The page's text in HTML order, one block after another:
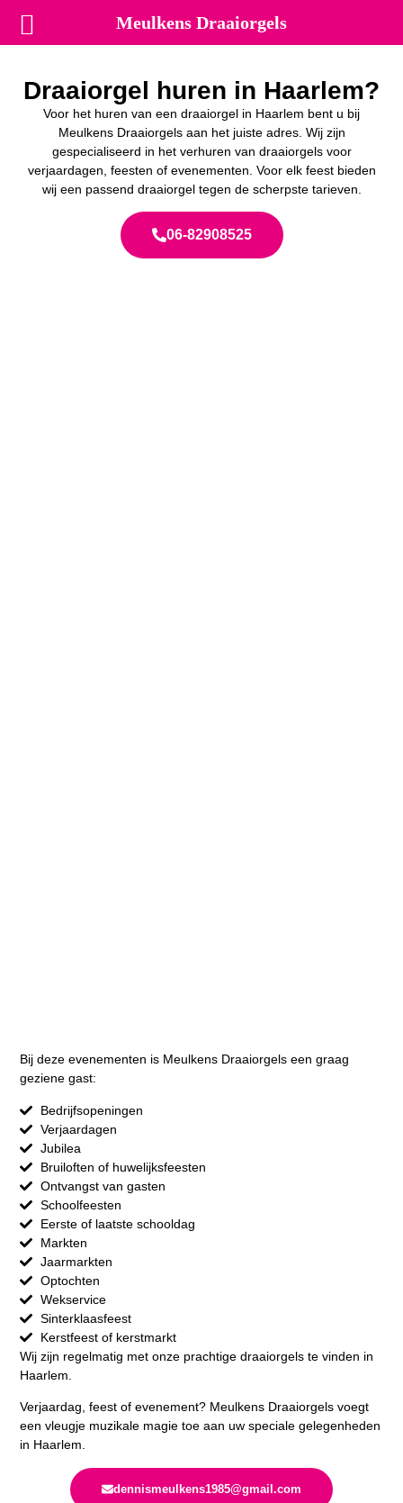
Draaiorgel huren in Haarlem?
Voor het huren van een draaiorgel in Haarlem bent u bij
Meulkens Draaiorgels aan het juiste adres. Wij zijn
gespecialiseerd in het verhuren van draaiorgels voor
verjaardagen, feesten of evenementen. Voor elk feest bieden
wij een passend draaiorgel tegen de scherpste tarieven.
06-82908525
Bij deze evenementen is Meulkens Draaiorgels een graag
geziene gast:
Bedrijfsopeningen
Verjaardagen
Jubilea
Bruiloften of huwelijksfeesten
Ontvangst van gasten
Schoolfeesten
Eerste of laatste schooldag
Markten
Jaarmarkten
Optochten
Wekservice
Sinterklaasfeest
Kerstfeest of kerstmarkt
Wij zijn regelmatig met onze prachtige draaiorgels te vinden in
Haarlem.
Verjaardag, feest of evenement? Meulkens Draaiorgels voegt
een vleugje muzikale magie toe aan uw speciale gelegenheden
in Haarlem.
dennismeulkens1985@gmail.com
Meulkens Draaiorgels